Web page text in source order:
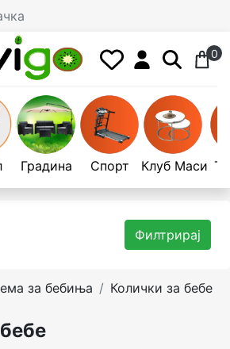
0
Градина Спорт Клуб Маси
Филтрирај
за бебиња Колички за бебе